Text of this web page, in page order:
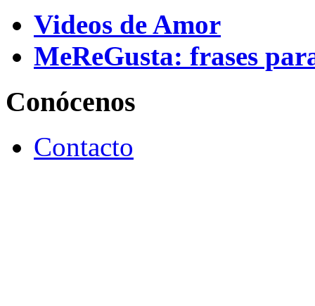
Videos de Amor
MeReGusta: frases
Conócenos
Contacto